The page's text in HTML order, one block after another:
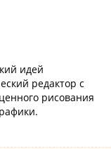
идей
редактор с
рисования